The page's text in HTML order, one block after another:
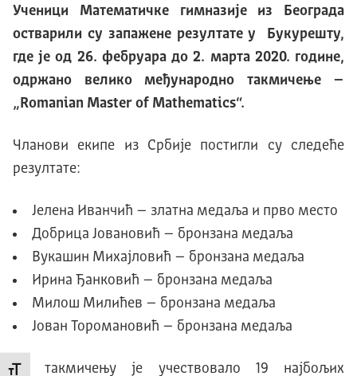
Промени величину слова
Ученици Математичке гимназије из Београда
остварили су запажене резултате у Букурешту,
где је од 26. фебруара до 2. марта 2020. године,
одржано велико међународно такмичење –
„Romanian Master of Mathematics“.
Чланови екипе из Србије постигли су следеће
резултате:
Јелена Иванчић – златна медаља и прво место
Добрица Јовановић – бронзана медаља
Вукашин Михајловић – бронзана медаља
Ирина Ђанковић – бронзана медаља
Милош Милићев – бронзана медаља
Јован Торомановић – бронзана медаља
На такмичењу је учествовало 19 најбољих